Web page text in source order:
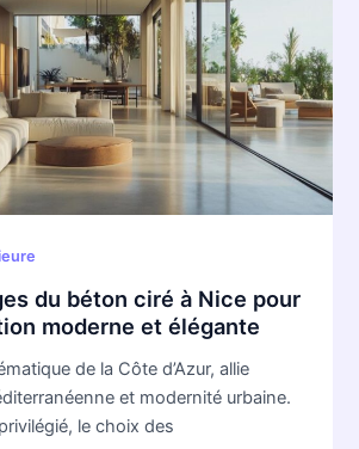
du béton ciré à Nice pour
moderne et élégante
de la Côte d’Azur, allie
et modernité urbaine.
le choix des